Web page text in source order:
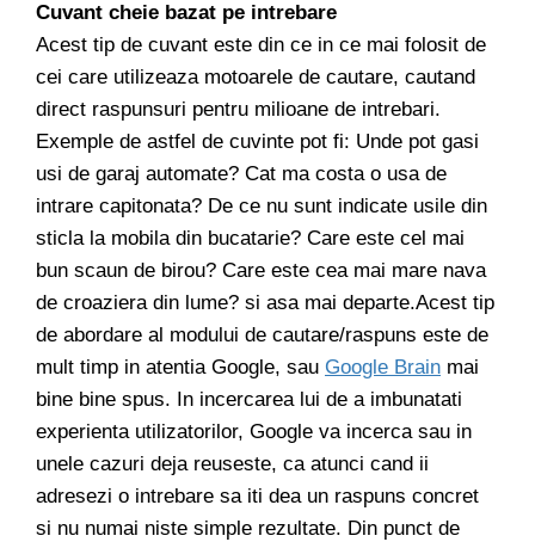
Cuvant cheie bazat pe intrebare
Acest tip de cuvant este din ce in ce mai folosit de
cei care utilizeaza motoarele de cautare, cautand
direct raspunsuri pentru milioane de intrebari.
Exemple de astfel de cuvinte pot fi: Unde pot gasi
usi de garaj automate? Cat ma costa o usa de
intrare capitonata? De ce nu sunt indicate usile din
sticla la mobila din bucatarie? Care este cel mai
bun scaun de birou? Care este cea mai mare nava
de croaziera din lume? si asa mai departe.Acest tip
de abordare al modului de cautare/raspuns este de
mult timp in atentia Google, sau Google Brain mai
bine bine spus. In incercarea lui de a imbunatati
experienta utilizatorilor, Google va incerca sau in
unele cazuri deja reuseste, ca atunci cand ii
adresezi o intrebare sa iti dea un raspuns concret
si nu numai niste simple rezultate. Din punct de